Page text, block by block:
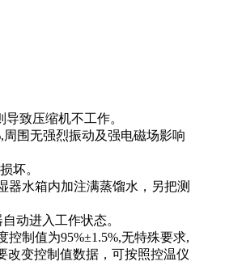
致压缩机不工作。
围无强烈振动及强电磁场影响
坏。
器水箱内加注满蒸馏水，另把测
动进入工作状态。
制值为95%±1.5%,无特殊要求,
改变控制值数据，可按照控温仪